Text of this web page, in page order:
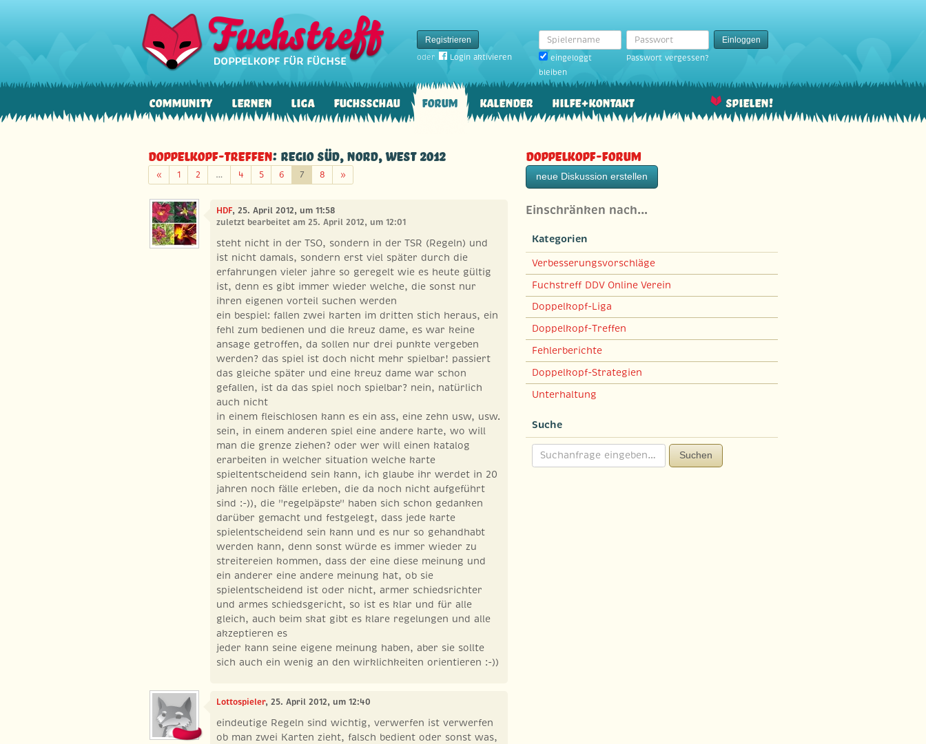
Registrieren
oder
Login aktivieren
Spielername
eingeloggt
bleiben
Passwort
Einloggen
Passwort vergessen?
Community Lernen Liga Fuchsschau Forum Kalender Hilfe+Kontakt Spielen!
Doppelkopf-Treffen: Regio Süd, Nord, West 2012
«Zurück
1 2 … 4 5 6 7 8 »Weiter
HDF, 25. April 2012, um 11:58
zuletzt bearbeitet am 25. April 2012, um 12:01
steht nicht in der TSO, sondern in der TSR (Regeln) und
ist nicht damals, sondern erst viel später durch die
erfahrungen vieler jahre so geregelt wie es heute gültig
ist, denn es gibt immer wieder welche, die sonst nur
ihren eigenen vorteil suchen werden
ein bespiel: fallen zwei karten im dritten stich heraus, ein
fehl zum bedienen und die kreuz dame, es war keine
ansage getroffen, da sollen nur drei punkte vergeben
werden? das spiel ist doch nicht mehr spielbar! passiert
das gleiche später und eine kreuz dame war schon
gefallen, ist da das spiel noch spielbar? nein, natürlich
auch nicht
in einem fleischlosen kann es ein ass, eine zehn usw, usw.
sein, in einem anderen spiel eine andere karte, wo will
man die grenze ziehen? oder wer will einen katalog
erarbeiten in welcher situation welche karte
spieltentscheidend sein kann, ich glaube ihr werdet in 20
jahren noch fälle erleben, die da noch nicht aufgeführt
sind :-)), die "regelpäpste" haben sich schon gedanken
darüber gemacht und festgelegt, dass jede karte
spielentscheidend sein kann und es nur so gehandhabt
werden kann, denn sonst würde es immer wieder zu
streitereien kommen, dass der eine diese meinung und
ein anderer eine andere meinung hat, ob sie
spielentscheidend ist oder nicht, armer schiedsrichter
und armes schiedsgericht, so ist es klar und für alle
gleich, auch beim skat gibt es klare regelungen und alle
akzeptieren es
jeder kann seine eigene meinung haben, aber sie sollte
sich auch ein wenig an den wirklichkeiten orientieren :-))
Lottospieler, 25. April 2012, um 12:40
eindeutige Regeln sind wichtig, verwerfen ist verwerfen
ob man zwei Karten zieht, falsch bedient oder sonst was,
Doppelkopf-Forum
neue Diskussion erstellen
Einschränken nach…
Kategorien
Verbesserungsvorschläge
Fuchstreff DDV Online Verein
Doppelkopf-Liga
Doppelkopf-Treffen
Fehlerberichte
Doppelkopf-Strategien
Unterhaltung
Suche
Suchen